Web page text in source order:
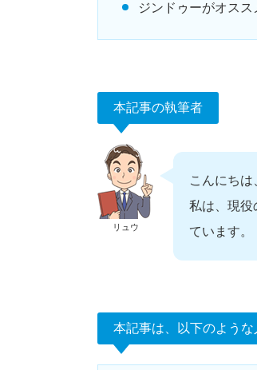
ジンドゥーがオス
本記事の執筆者
リュウ
こんにちは
私は、現役
ています。
本記事は、以下のよう